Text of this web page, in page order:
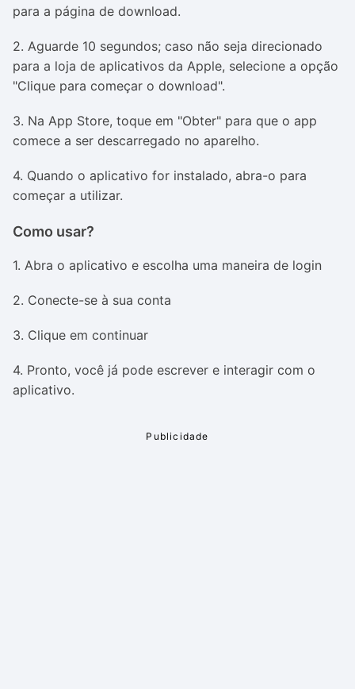
para a página de download.
2. Aguarde 10 segundos; caso não seja direcionado
para a loja de aplicativos da Apple, selecione a opção
"Clique para começar o download".
3. Na App Store, toque em "Obter" para que o app
comece a ser descarregado no aparelho.
4. Quando o aplicativo for instalado, abra-o para
começar a utilizar.
Como usar?
1. Abra o aplicativo e escolha uma maneira de login
2. Conecte-se à sua conta
3. Clique em continuar
4. Pronto, você já pode escrever e interagir com o
aplicativo.